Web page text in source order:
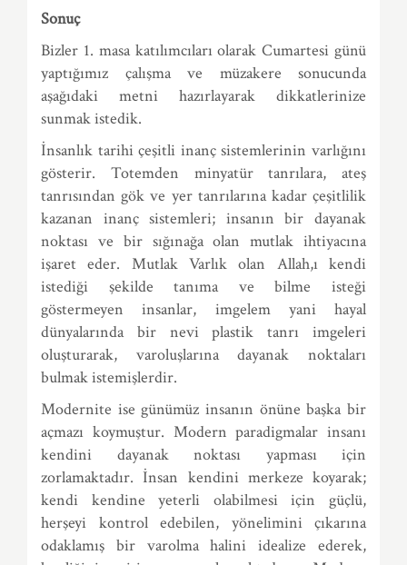
Sonuç
Bizler 1. masa katılımcıları olarak Cumartesi günü
yaptığımız çalışma ve müzakere sonucunda
aşağıdaki metni hazırlayarak dikkatlerinize
sunmak istedik.
İnsanlık tarihi çeşitli inanç sistemlerinin varlığını
gösterir. Totemden minyatür tanrılara, ateş
tanrısından gök ve yer tanrılarına kadar çeşitlilik
kazanan inanç sistemleri; insanın bir dayanak
noktası ve bir sığınağa olan mutlak ihtiyacına
işaret eder. Mutlak Varlık olan Allah,ı kendi
istediği şekilde tanıma ve bilme isteği
göstermeyen insanlar, imgelem yani hayal
dünyalarında bir nevi plastik tanrı imgeleri
oluşturarak, varoluşlarına dayanak noktaları
bulmak istemişlerdir.
Modernite ise günümüz insanın önüne başka bir
açmazı koymuştur. Modern paradigmalar insanı
kendini dayanak noktası yapması için
zorlamaktadır. İnsan kendini merkeze koyarak;
kendi kendine yeterli olabilmesi için güçlü,
herşeyi kontrol edebilen, yönelimini çıkarına
odaklamış bir varolma halini idealize ederek,